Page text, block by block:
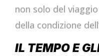
non solo del
della condizione
IL TEMPO E